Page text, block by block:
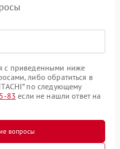
с приведенными ниже
либо обратиться в
по следующему
83 если не нашли ответ на
вопросы